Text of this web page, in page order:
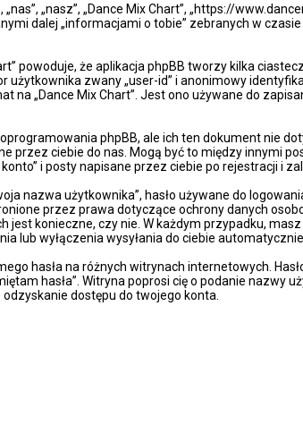
„nasz”, „Dance Mix Chart”, „https://
dalej „informacjami o tobie” zebranych w
powoduje, że aplikacja phpBB tworzy kilka
zwany „user-id” i anonimowy
„Dance Mix Chart”. Jest ono używane do
phpBB, ale ich ten dokument nie
przez ciebie do nas. Mogą być to między innymi
i posty napisane przez ciebie po rejestracji i
nazwa użytkownika”, hasło używane do
przez prawa dotyczące ochrony danych
konieczne, czy nie. W każdym przypadku,
lub wyłączenia wysyłania do ciebie
hasła na różnych witrynach internetowych.
hasła”. Witryna poprosi cię o podanie
dostępu do twojego konta.